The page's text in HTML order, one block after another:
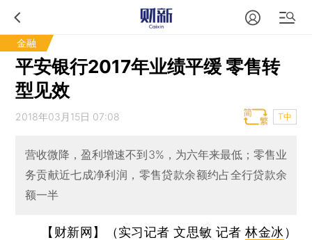
金融
平安银行2017年业绩平缓 零售转
型见效
2018年03月15日 07:08 T中
营收微降，盈利增速不到3%，为六年来最低；零售业
务贡献近七成净利润，零售贷款余额约占全行贷款余
额一半
【财新网】（实习记者 文思敏 记者林金冰 ）